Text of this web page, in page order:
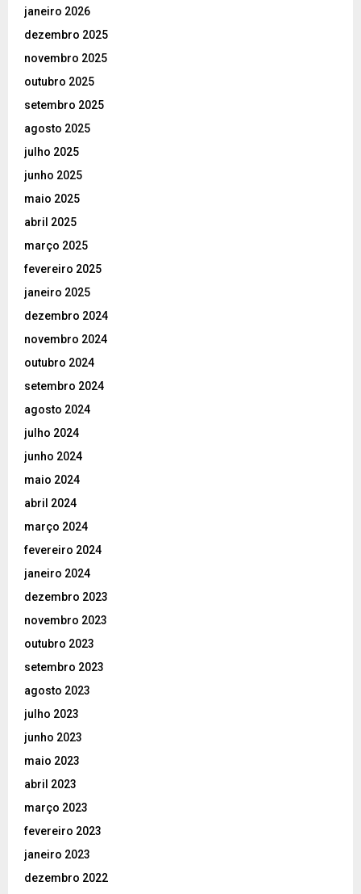
janeiro 2026
dezembro 2025
novembro 2025
outubro 2025
setembro 2025
agosto 2025
julho 2025
junho 2025
maio 2025
abril 2025
março 2025
fevereiro 2025
janeiro 2025
dezembro 2024
novembro 2024
outubro 2024
setembro 2024
agosto 2024
julho 2024
junho 2024
maio 2024
abril 2024
março 2024
fevereiro 2024
janeiro 2024
dezembro 2023
novembro 2023
outubro 2023
setembro 2023
agosto 2023
julho 2023
junho 2023
maio 2023
abril 2023
março 2023
fevereiro 2023
janeiro 2023
dezembro 2022